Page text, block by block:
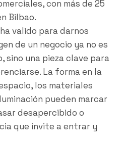
con más de 25
Bilbao.
valido para darnos
de un negocio ya no es
sino una pieza clave para
La forma en la
los materiales
pueden marcar
desapercibido o
que invite a entrar y